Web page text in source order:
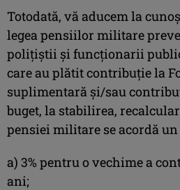
Totodată, vă aducem la
legea pensiilor militare
poliţiştii şi funcţionarii
care au plătit contribuţie la
suplimentară şi/sau
buget, la stabilirea,
pensiei militare se acordă un
a) 3% pentru o vechime a
ani;